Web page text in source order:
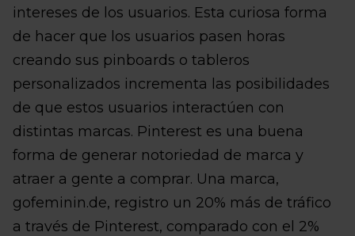
intereses de los usuarios. Esta curiosa forma
de hacer que los usuarios pasen horas
creando sus pinboards o tableros
personalizados incrementa las posibilidades
de que estos usuarios interactúen con
distintas marcas. Pinterest es una buena
forma de generar notoriedad de marca y
atraer a gente a comprar. Una marca,
gofeminin.de, registro un 20% más de tráfico
a través de Pinterest, comparado con el 2%